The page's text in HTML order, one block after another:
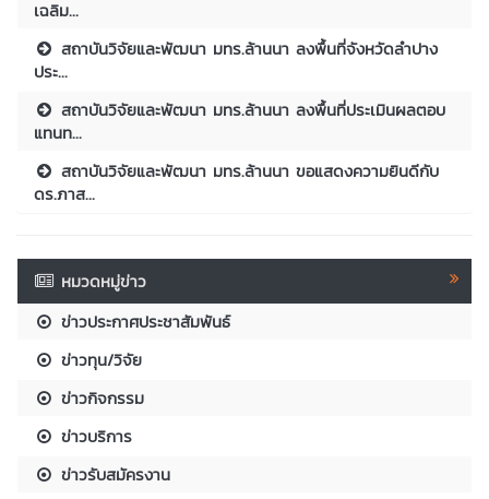
เฉลิม...
สถาบันวิจัยและพัฒนา มทร.ล้านนา ลงพื้นที่จังหวัดลำปาง
ประ...
สถาบันวิจัยและพัฒนา มทร.ล้านนา ลงพื้นที่ประเมินผลตอบ
แทนท...
สถาบันวิจัยและพัฒนา มทร.ล้านนา ขอแสดงความยินดีกับ
ดร.ภาส...
หมวดหมู่ข่าว
ข่าวประกาศประชาสัมพันธ์
ข่าวทุน/วิจัย
ข่าวกิจกรรม
ข่าวบริการ
ข่าวรับสมัครงาน